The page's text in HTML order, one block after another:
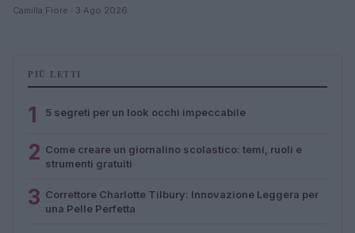
Camilla Fiore · 3 Ago 2026
PIÙ LETTI
1 5 segreti per un look occhi impeccabile
2 Come creare un giornalino scolastico: temi, ruoli e
strumenti gratuiti
3 Correttore Charlotte Tilbury: Innovazione Leggera per
una Pelle Perfetta